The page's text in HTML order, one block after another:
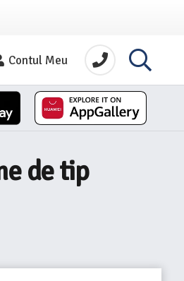
Contul Meu
de tip